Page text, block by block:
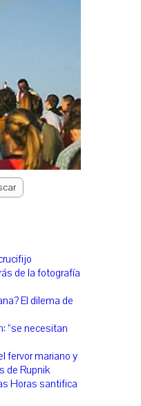
de la fotografía
El dilema de
“se necesitan
fervor mariano y
de Rupnik
Horas santifica